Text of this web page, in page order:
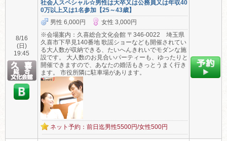
8/16
(日)
19:45
社会人スペシャル☆男性は大卒又は公務員又は年収40
0万以上又は1名参加【25～43歳】
男性 6,000円
女性 3,000円
※会場案内：久喜総合文化会館 〒346-0022 埼玉県
久喜市下早見140番地 歌謡ショーなども開催されてい
る大人数が収納できる、たいへんきれいでモダンな施
設です。 大人数のお見合いパーティーも、ゆったりと
開催できますので、あなたの婚活もきっとうまく行き
ます。 市役所隣に駐車場があります。
ネット予約：前日迄男性5500円/女性500円